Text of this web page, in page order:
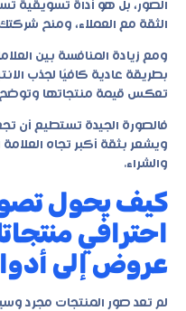
الصور، بل هو أداة تسويقية
الثقة مع العملاء، ومنح
ومع زيادة المنافسة بين
بطريقة عادية كافيًا لجذب
تعكس قيمة منتجاتها وتوضح
فالصورة الجيدة تستطيع أن
ويشعر بثقة أكبر تجاه العلامة
والشراء.
كيف يحول
احترافي
عروض إلى
لم تعد صور المنتجات مجرد